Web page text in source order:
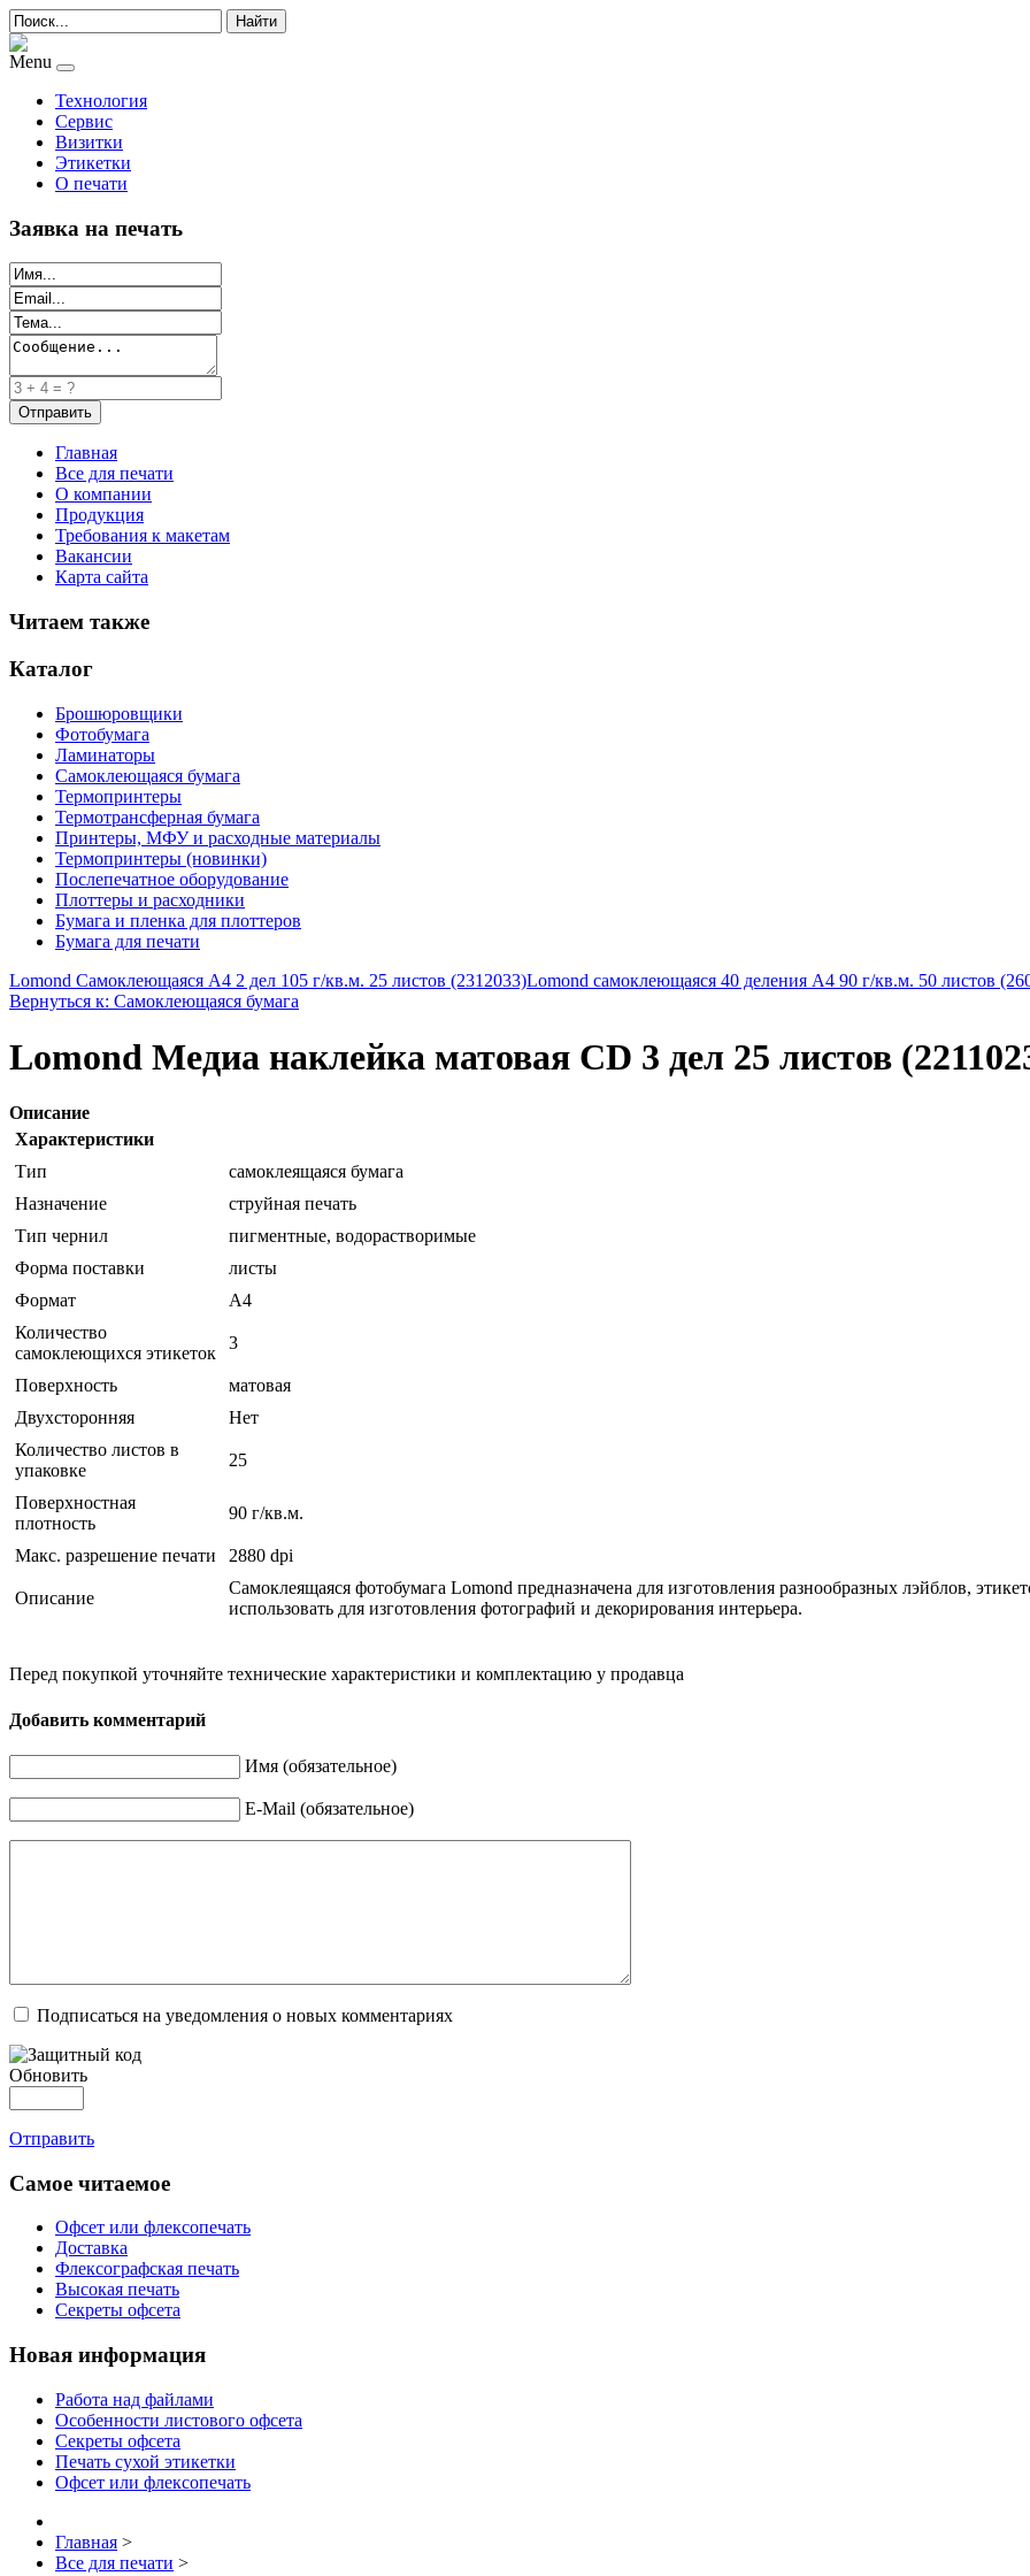
Найти
Menu
Технология
Сервис
Визитки
Этикетки
О печати
Заявка на печать
Главная
Все для печати
О компании
Продукция
Требования к макетам
Вакансии
Карта сайта
Читаем также
Каталог
Брошюровщики
Фотобумага
Ламинаторы
Самоклеющаяся бумага
Термопринтеры
Термотрансферная бумага
Принтеры, МФУ и расходные материалы
Термопринтеры (новинки)
Послепечатное оборудование
Плоттеры и расходники
Бумага и пленка для плоттеров
Бумага для печати
Lomond Самоклеющаяся А4 2 дел 105 г/кв.м. 25 листов (2312033)Lomond самоклеющаяся 40 деления А4 90 г/кв.м. 50 листов
Вернуться к: Самоклеющаяся бумага
Lomond Медиа наклейка матовая СD 3 дел 25 листов
Описание
Характеристики
Тип
самоклеящаяся бумага
Назначение
струйная печать
Тип чернил
пигментные, водорастворимые
Форма поставки
листы
Формат
A4
Количество
самоклеющихся этикеток
3
Поверхность
матовая
Двухсторонняя
Нет
Количество листов в
упаковке
25
Поверхностная
плотность
90 г/кв.м.
Макс. разрешение печати 2880 dpi
Описание
Cамоклеящаяся фотобумага Lomond предназначена для изготовления разнообразных лэйблов,
использовать для изготовления фотографий и декорирования интерьера.
Перед покупкой уточняйте технические характеристики и комплектацию у продавца
Добавить комментарий
Имя (обязательное)
E-Mail (обязательное)
Подписаться на уведомления о новых комментариях
Обновить
Отправить
Самое читаемое
Офсет или флексопечать
Доставка
Флексографская печать
Высокая печать
Секреты офсета
Новая информация
Работа над файлами
Особенности листового офсета
Секреты офсета
Печать сухой этикетки
Офсет или флексопечать
Главная >
Все для печати >